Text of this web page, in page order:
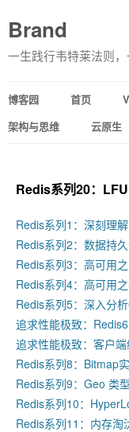
Brand
一生践行韦特莱法则
博客园 首页
架构与思维
云原生
Redis系列20：
Redis系列1：深刻理
Redis系列2：数据持
Redis系列3：高可用
Redis系列4：高可用
Redis系列5：深入分
追求性能极致：
追求性能极致：客户
Redis系列8：Bitmap
Redis系列9：Geo 类
Redis系列10：
Redis系列11：内存淘